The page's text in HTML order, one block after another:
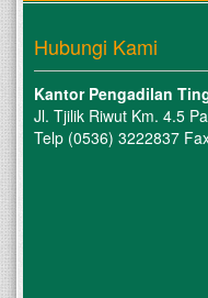
Hubungi Kami
Kantor Pengadilan
Jl. Tjilik Riwut Km. 4.5
Telp (0536) 3222837